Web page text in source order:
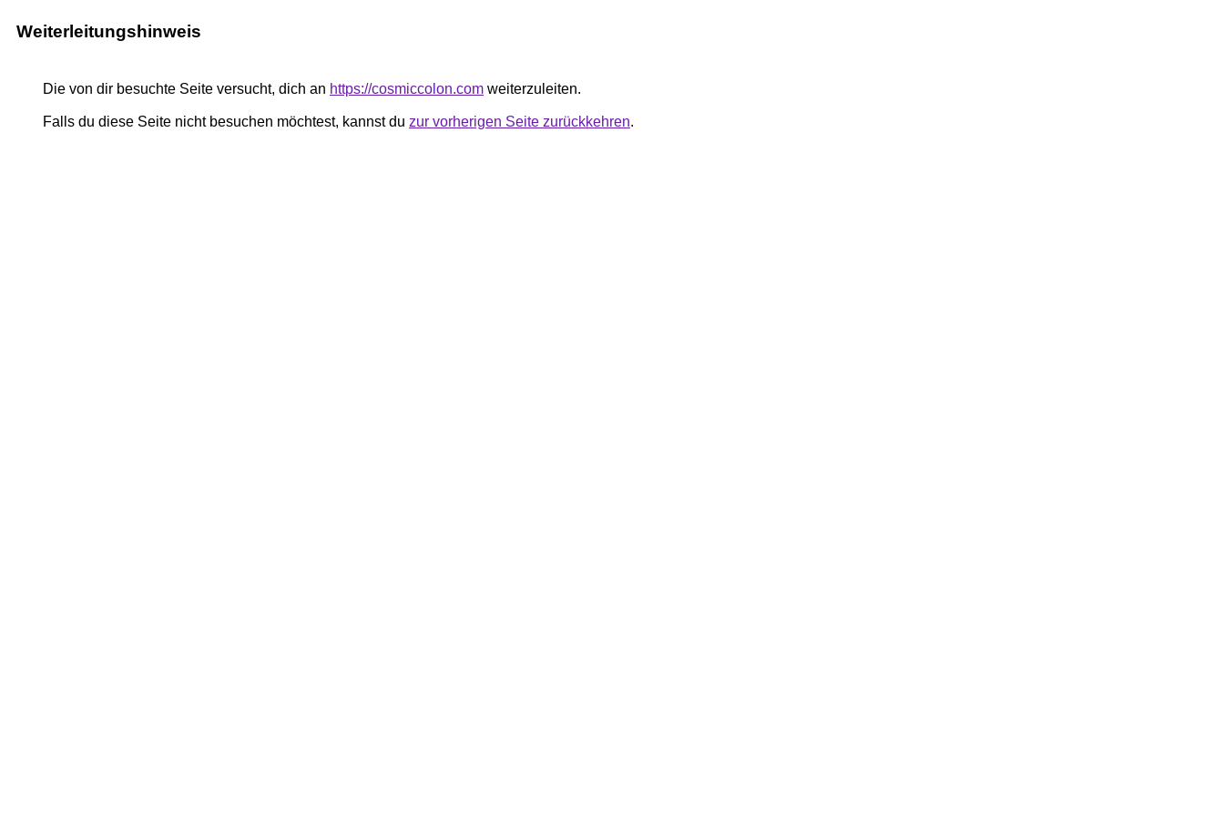
Weiterleitungshinweis
Die von dir besuchte Seite versucht, dich an https://cosmiccolon.com weiterzuleiten.
Falls du diese Seite nicht besuchen möchtest, kannst du zur vorherigen Seite zurückkehren.